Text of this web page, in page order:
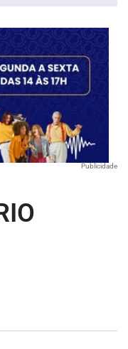
Publicidade